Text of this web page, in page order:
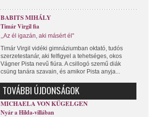
BABITS MIHÁLY
Timár Virgil fia
,,Az él igazán, aki másért él"
Timár Virgil vidéki gimnáziumban oktató, tudós
szerzetestanár, aki felfigyel a tehetséges, okos
Vágner Pista nevű fiúra. A csillogó szemű diák
csüng tanára szavain, és amikor Pista anyja...
TOVÁBBI ÚJDONSÁGOK
MICHAELA VON KÜGELGEN
Nyár a Hilda-villában